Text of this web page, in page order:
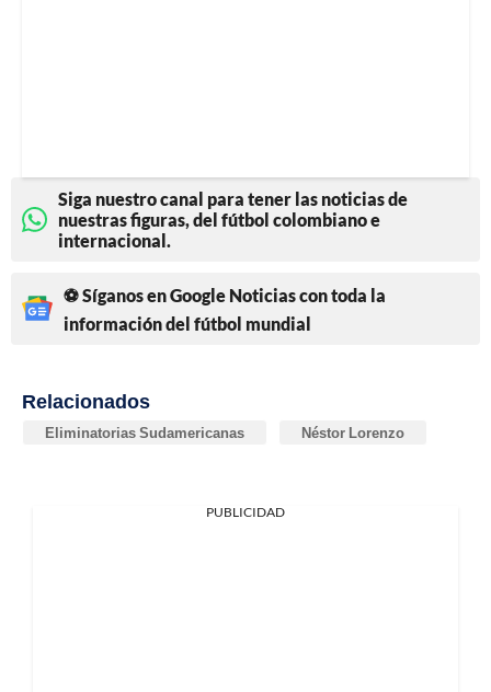
Siga nuestro canal para tener las noticias de
nuestras figuras, del fútbol colombiano e
internacional.
⚽ Síganos en Google Noticias con toda la
información del fútbol mundial
Relacionados
Eliminatorias Sudamericanas Néstor Lorenzo
PUBLICIDAD